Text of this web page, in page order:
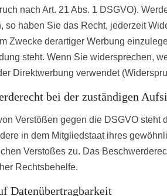
nach Art. 21 Abs. 1 DSGVO).
so haben Sie das Recht, jederzeit
Zwecke derartiger Werbung
steht. Wenn Sie widersprechen,
Direktwerbung verwendet
bei der zuständigen
Verstößen gegen die DSGVO
in dem Mitgliedstaat ihres
Verstoßes zu. Das
Rechtsbehelfe.
Datenübertragbarkeit